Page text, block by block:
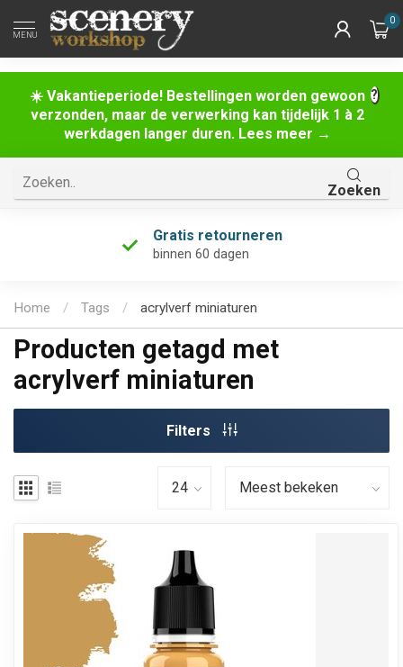
☀️ Vakantieperiode! Bestellingen worden gewoon
verzonden, maar de verwerking kan tijdelijk 1 à 2
werkdagen langer duren. Lees meer →
MENU
0
Zoeken
Gratis retourneren
binnen 60 dagen
Home / Tags / acrylverf miniaturen
Producten getagd met
acrylverf miniaturen
Filters